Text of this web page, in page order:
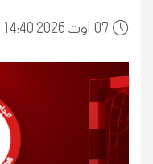
0714:40 2026 أوت